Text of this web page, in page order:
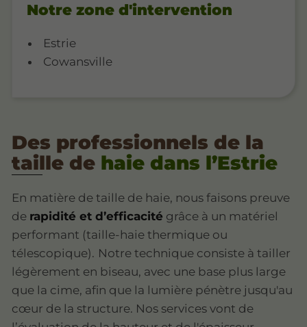
Notre zone d'intervention
Estrie
Cowansville
Des professionnels de la
taille de haie dans l’Estrie
En matière de taille de haie, nous faisons preuve
de rapidité et d’efficacité grâce à un matériel
performant (taille-haie thermique ou
télescopique). Notre technique consiste à tailler
légèrement en biseau, avec une base plus large
que la cime, afin que la lumière pénètre jusqu'au
cœur de la structure. Nos services vont de